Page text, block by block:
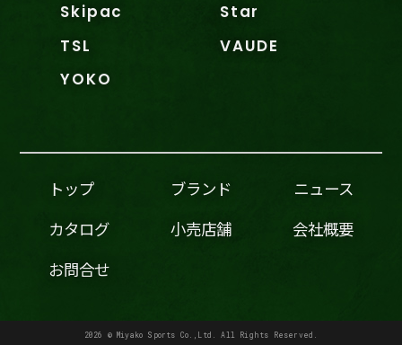
Skipac
Star
TSL
VAUDE
YOKO
トップ ブランド
ニュース
カタログ
小売店舗
会社概要
お問合せ
2026 © Miyako Sports Co.,Ltd. All Rights Reserved.